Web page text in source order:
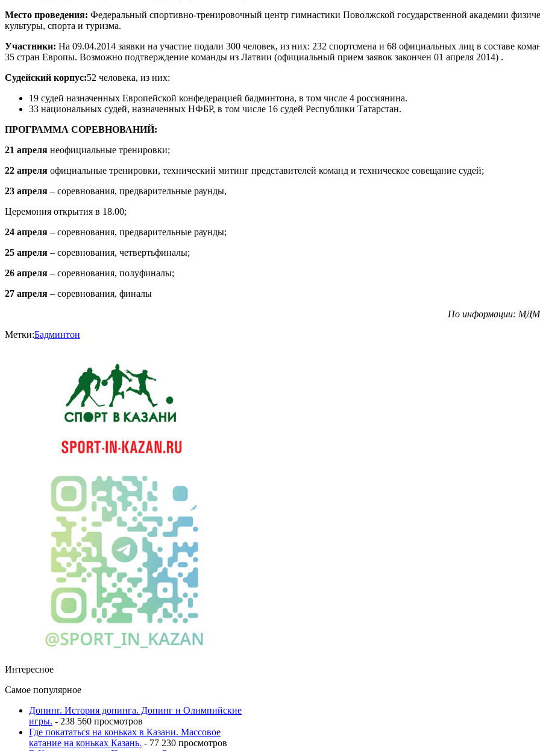
Место проведения: Федеральный спортивно-тренировочный центр гимнастики Поволжской государственной академии
культуры, спорта и туризма.
Участники: На 09.04.2014 заявки на участие подали 300 человек, из них: 232 спортсмена и 68 официальных лиц в составе
35 стран Европы. Возможно подтверждение команды из Латвии (официальный прием заявок закончен 01 апреля 2014) .
Судейский корпус:52 человека, из них:
19 судей назначенных Европейской конфедерацией бадминтона, в том числе 4 россиянина.
33 национальных судей, назначенных НФБР, в том числе 16 судей Республики Татарстан.
ПРОГРАММА СОРЕВНОВАНИЙ:
21 апреля неофициальные тренировки;
22 апреля официальные тренировки, технический митинг представителей команд и техническое совещание судей;
23 апреля – соревнования, предварительные раунды,
Церемония открытия в 18.00;
24 апреля – соревнования, предварительные раунды;
25 апреля – соревнования, четвертьфиналы;
26 апреля – соревнования, полуфиналы;
27 апреля – соревнования, финалы
По информации:
Метки:Бадминтон
Интересное
Самое популярное
Допинг. История допинга. Допинг и Олимпийские
игры. - 238 560 просмотров
Где покататься на коньках в Казани. Массовое
катание на коньках Казань. - 77 230 просмотров